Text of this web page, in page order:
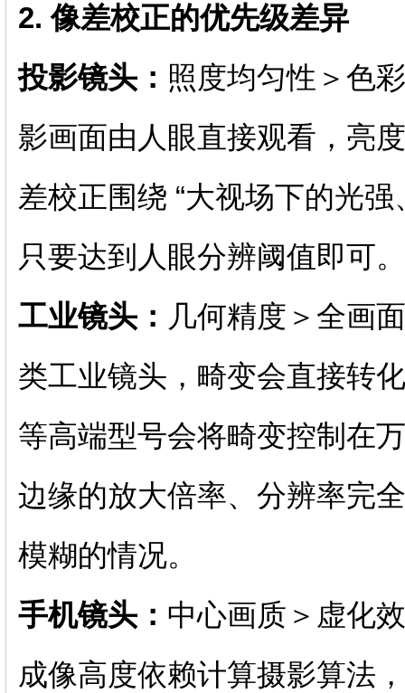
2. 像差校正的优先级差异
投影镜头： 照度均匀性＞色
影画面由人眼直接观看，亮
差校正围绕 “大视场下的光
只要达到人眼分辨阈值即可。
工业镜头： 几何精度＞全画
类工业镜头，畸变会直接转
等高端型号会将畸变控制在
边缘的放大倍率、分辨率完
模糊的情况。
手机镜头： 中心画质＞虚化
成像高度依赖计算摄影算法